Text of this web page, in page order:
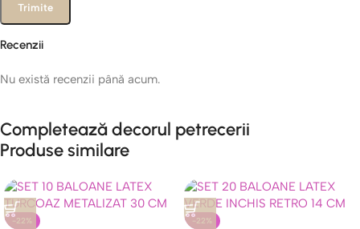
Recenzii
Nu există recenzii până acum.
Completează decorul petrecerii
Produse similare
-22% -22%